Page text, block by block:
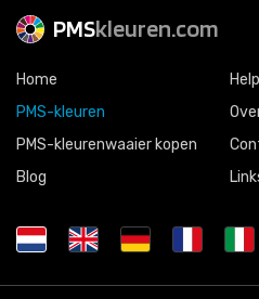
PMSkleuren.com
Home
PMS-kleuren
PMS-kleurenwaaier kopen
Blog
Help